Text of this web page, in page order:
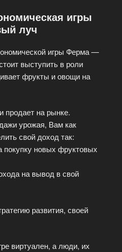
игры
луч
игры Ферма —
выступить в роли
фрукты и овощи на
продает на рынке.
урожая, Вам как
свой доход так:
новых фруктовых
на вывод в свой
развития, своей
виртуален, а люди, их